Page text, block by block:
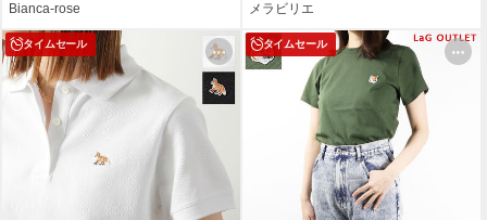
Bianca-rose メラビリエ
タイムセール タイムセール